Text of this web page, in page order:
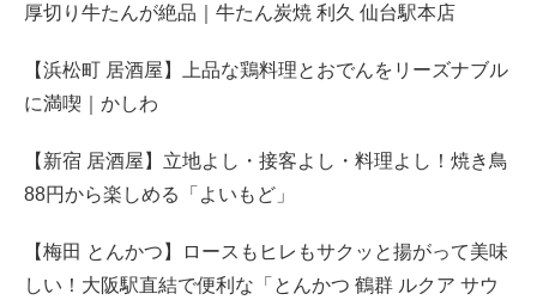
厚切り牛たんが絶品｜牛たん炭焼 利久 仙台駅本店
【浜松町 居酒屋】上品な鶏料理とおでんをリーズナブル
に満喫｜かしわ
【新宿 居酒屋】立地よし・接客よし・料理よし！焼き鳥
88円から楽しめる「よいもど」
【梅田 とんかつ】ロースもヒレもサクッと揚がって美味
しい！大阪駅直結で便利な「とんかつ 鶴群 ルクア サウ